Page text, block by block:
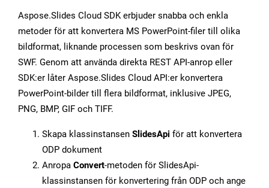
Aspose.Slides Cloud SDK erbjuder snabba och enkla
metoder för att konvertera MS PowerPoint-filer till olika
bildformat, liknande processen som beskrivs ovan för
SWF. Genom att använda direkta REST API-anrop eller
SDK:er låter Aspose.Slides Cloud API:er konvertera
PowerPoint-bilder till flera bildformat, inklusive JPEG,
PNG, BMP, GIF och TIFF.
Skapa klassinstansen SlidesApi för att konvertera
ODP dokument
Anropa Convert-metoden för SlidesApi-
klassinstansen för konvertering från ODP och ange